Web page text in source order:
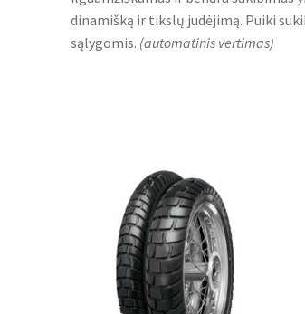
dinamišką ir tikslų judėjimą. Puiki
sąlygomis. (automatinis vertimas)